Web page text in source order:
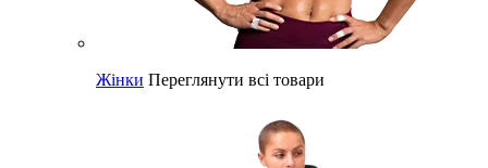
Жінки Переглянути всі товари